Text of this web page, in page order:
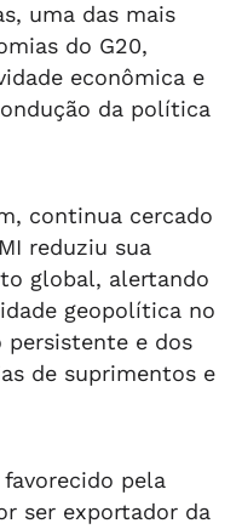
uma das mais
do G20,
econômica e
da política
continua cercado
reduziu sua
global, alertando
geopolítica no
persistente e dos
de suprimentos e
pela
ser exportador da